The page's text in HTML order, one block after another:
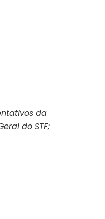
da
do STF;